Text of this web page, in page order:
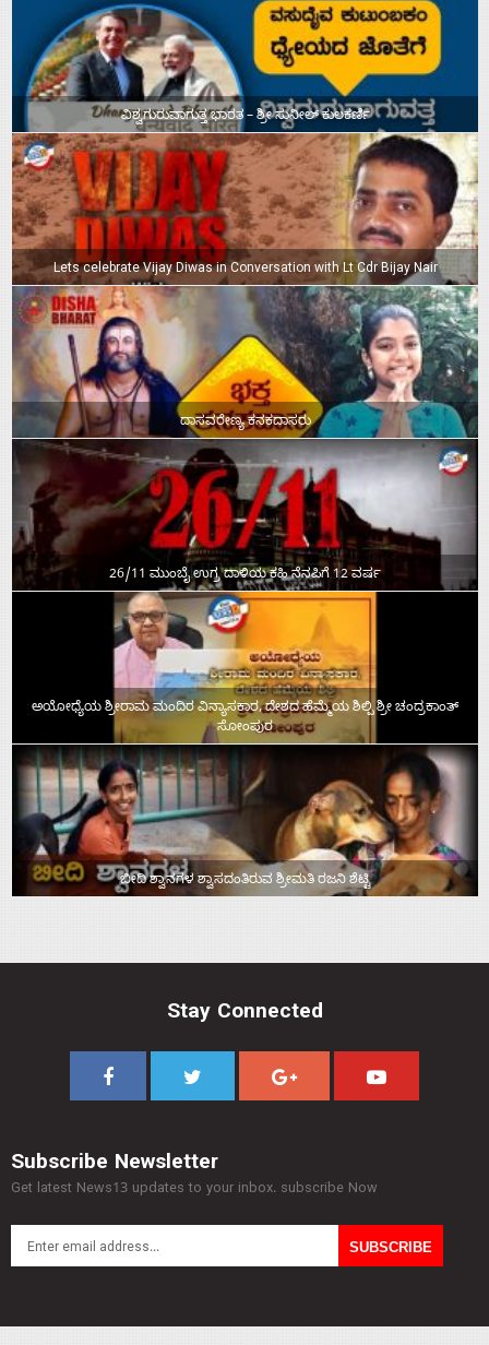
ವಿಶ್ವಗುರುವಾಗುತ್ತ ಭಾರತ – ಶ್ರೀ ಸುನೀಲ್‌ ಕುಲಕರ್ಣಿ
Lets celebrate Vijay Diwas in Conversation with Lt Cdr Bijay Nair
ದಾಸವರೇಣ್ಯ ಕನಕದಾಸರು
26/11 ಮುಂಬೈ ಉಗ್ರ ದಾಳಿಯ ಕಹಿ ನೆನಪಿಗೆ 12 ವರ್ಷ
ಅಯೋಧ್ಯೆಯ ಶ್ರೀರಾಮ ಮಂದಿರ ವಿನ್ಯಾಸಕಾರ, ದೇಶದ ಹೆಮ್ಮೆಯ ಶಿಲ್ಪಿ ಶ್ರೀ ಚಂದ್ರಕಾಂತ್‌
ಸೋಂಪುರ
ಬೀದಿ ಶ್ವಾನಗಳ ಶ್ವಾಸದಂತಿರುವ ಶ್ರೀಮತಿ ರಜನಿ ಶೆಟ್ಟಿ
Stay Connected
Subscribe Newsletter
Get latest News13 updates to your inbox. subscribe Now